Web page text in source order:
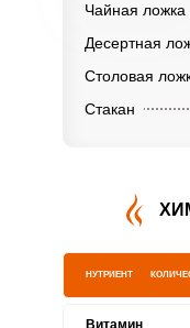
Чайная ложка
Десертная
Столовая
Стакан
НУТРИЕНТ
Витамин